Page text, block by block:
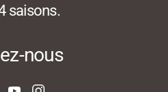
saisons.
nous